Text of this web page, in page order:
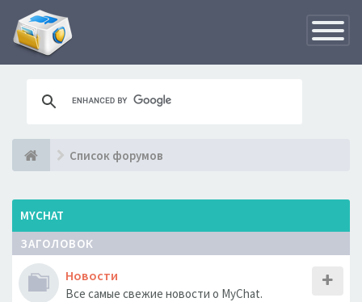
Список форумов
MYCHAT
ЗАГОЛОВОК
Новости
Все самые свежие новости о MyChat.